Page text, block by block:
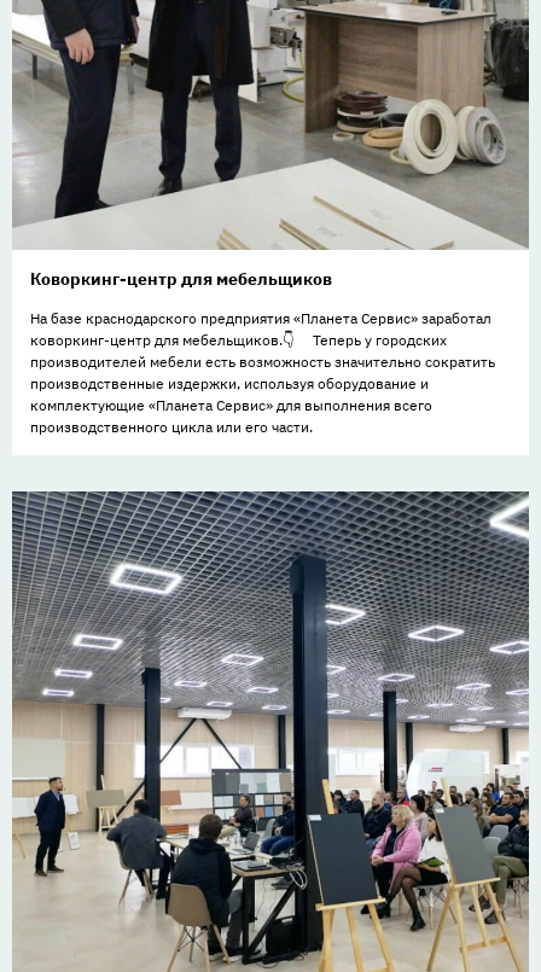
Коворкинг-центр для мебельщиков
На базе краснодарского предприятия «Планета Сервис» заработал
коворкинг-центр для мебельщиков.👇 ⠀ Теперь у городских
производителей мебели есть возможность значительно сократить
производственные издержки, используя оборудование и
комплектующие «Планета Сервис» для выполнения всего
производственного цикла или его части.